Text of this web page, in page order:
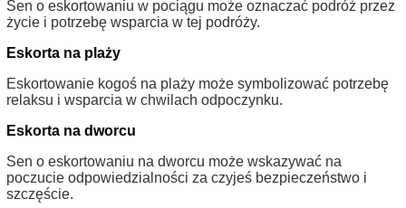
Sen o eskortowaniu w pociągu może oznaczać podróż przez
życie i potrzebę wsparcia w tej podróży.
Eskorta na plaży
Eskortowanie kogoś na plaży może symbolizować potrzebę
relaksu i wsparcia w chwilach odpoczynku.
Eskorta na dworcu
Sen o eskortowaniu na dworcu może wskazywać na
poczucie odpowiedzialności za czyjeś bezpieczeństwo i
szczęście.